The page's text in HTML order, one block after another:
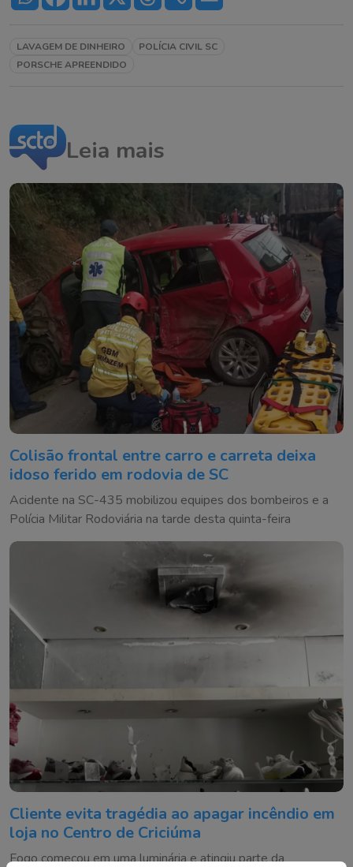
LAVAGEM DE DINHEIRO
POLÍCIA CIVIL SC
PORSCHE APREENDIDO
Leia mais
Colisão frontal entre carro e carreta deixa
idoso ferido em rodovia de SC
Acidente na SC-435 mobilizou equipes dos bombeiros e a
Polícia Militar Rodoviária na tarde desta quinta-feira
Cliente evita tragédia ao apagar incêndio em
loja no Centro de Criciúma
Fogo começou em uma luminária e atingiu parte da